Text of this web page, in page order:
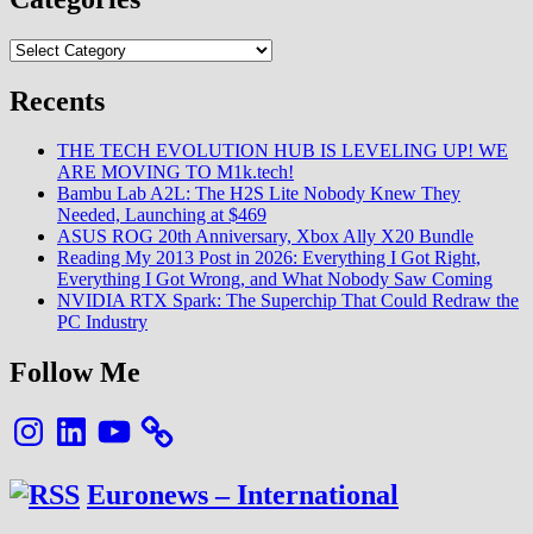
Categories
Recents
THE TECH EVOLUTION HUB IS LEVELING UP! WE
ARE MOVING TO M1k.tech!
Bambu Lab A2L: The H2S Lite Nobody Knew They
Needed, Launching at $469
ASUS ROG 20th Anniversary, Xbox Ally X20 Bundle
Reading My 2013 Post in 2026: Everything I Got Right,
Everything I Got Wrong, and What Nobody Saw Coming
NVIDIA RTX Spark: The Superchip That Could Redraw the
PC Industry
Follow Me
InstagramLinkedInYouTube
Euronews – International